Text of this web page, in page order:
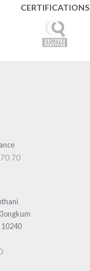
CERTIFICATIONS
70